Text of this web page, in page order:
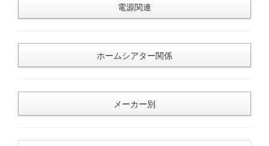
電源関連
ホームシアター関係
メーカー別